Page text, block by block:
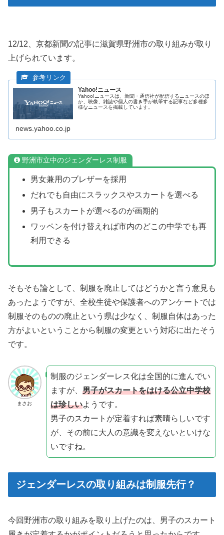
12/12、京都新聞の記事に滋賀県野洲市の取り組みが取り
上げられています。
Yahoo!ニュース
Yahoo!ニュースは、新聞・通信社が配信するニュースのほ
か、映像、雑誌や個人の書き手が執筆する記事など多種多
様なニュースを掲載しています。
news.yahoo.co.jp
野洲市立中のジェンダーレス制服
男女兼用のブレザーを採用
だれでも自由にスラックスやスカートを選べる
男子もスカートが選べるのが画期的
ワッペンを付け替えれば市内のどこの中学でも再
利用できる
そもそも論として、制服を廃止してはどうかと言う意見も
あったようですが、全校生徒や保護者へのアンケートでは
制服そのものの廃止という県は少なく、制服自体はあった
方がよいということから制服の変更という対応に出たそう
です。
まさお
制服のジェンダーレス化は全国的に進んでい
ますが、 男子がスカートをはける公立中学校
は珍しいようです。
男子のスカートが定着すれば素晴らしいです
が、その前に大人の意識を変えないといけな
いですね。
ジェンダーレスの取り組みは制服先行？
今回野洲市の取り組みを取り上げたのは、男子のスカート